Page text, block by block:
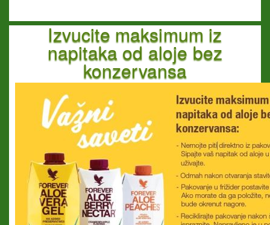
Izvucite maksimum iz
napitaka od aloje bez
konzervansa